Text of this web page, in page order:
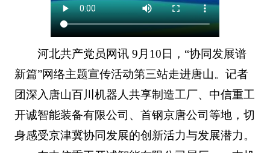
河北共产党员网讯 9月10日，“协同发展谱
新篇”网络主题宣传活动第三站走进唐山。记者
团深入唐山百川机器人共享制造工厂、中信重工
开诚智能装备有限公司、首钢京唐公司等地，切
身感受京津冀协同发展的创新活力与发展潜力。